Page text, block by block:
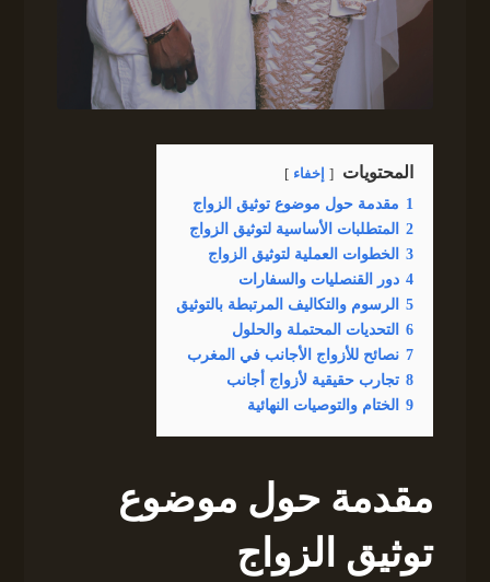
المحتويات إخفاء
1 مقدمة حول موضوع توثيق الزواج
2
المتطلبات الأساسية لتوثيق الزواج
3
الخطوات العملية لتوثيق الزواج
4 دور القنصليات والسفارات
5
الرسوم والتكاليف المرتبطة بالتوثيق
6
التحديات المحتملة والحلول
7 نصائح للأزواج الأجانب في المغرب
8 تجارب حقيقية لأزواج أجانب
9
الختام والتوصيات النهائية
مقدمة حول موضوع
توثيق الزواج